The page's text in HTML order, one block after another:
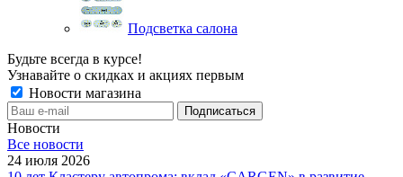
Подсветка салона
Будьте всегда в курсе!
Узнавайте о скидках и акциях первым
Новости магазина
Новости
Все новости
24 июля 2026